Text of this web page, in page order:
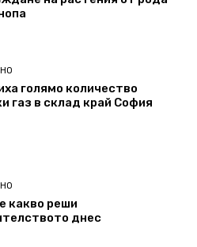
голямо количество
газ в склад край София
какво реши
днес